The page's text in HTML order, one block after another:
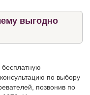
выгодно
по выбору
позвонив по